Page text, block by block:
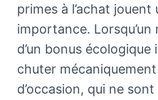
primes à l’achat
importance.
d’un bonus
chuter
d’occasion, qui ne